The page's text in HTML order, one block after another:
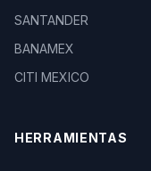
SANTANDER
BANAMEX
CITI MEXICO
HERRAMIENTAS